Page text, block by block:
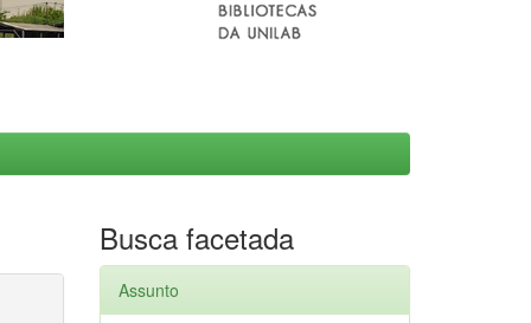
Busca facetada
Assunto